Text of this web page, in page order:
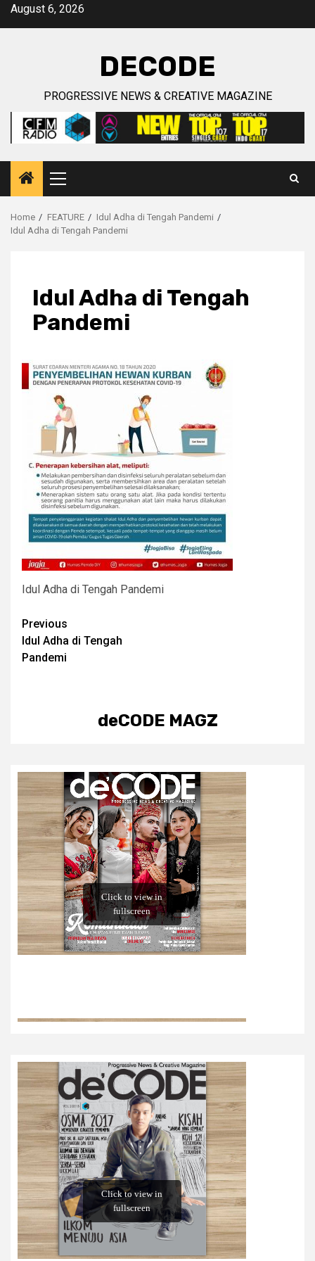
SkipAugust 6, 2026
DECODE
PROGRESSIVE NEWS & CREATIVE MAGAZINE
Primary
Menu
Home FEATURE
Idul Adha di Tengah Pandemi
Idul Adha di Tengah Pandemi
Idul Adha di Tengah
Pandemi
Idul Adha di Tengah Pandemi
Post
navigation
Previous
Idul Adha di Tengah
Pandemi
deCODE MAGZ